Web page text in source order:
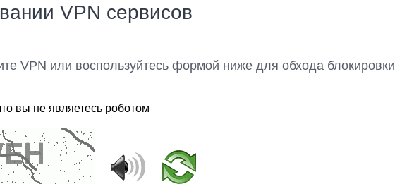
VPN сервисов
VPN или воспользуйтесь формой ниже для обхода блокировки
вы не являетесь роботом